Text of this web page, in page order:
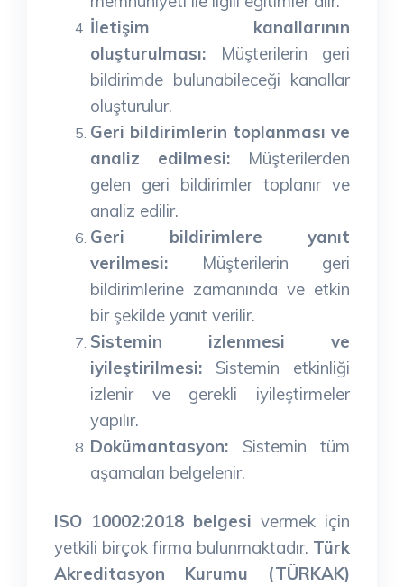
İletişim kanallarının
oluşturulması: Müşterilerin geri
bildirimde bulunabileceği kanallar
oluşturulur.
Geri bildirimlerin toplanması ve
analiz edilmesi: Müşterilerden
gelen geri bildirimler toplanır ve
analiz edilir.
Geri bildirimlere yanıt
verilmesi: Müşterilerin geri
bildirimlerine zamanında ve etkin
bir şekilde yanıt verilir.
Sistemin izlenmesi ve
iyileştirilmesi: Sistemin etkinliği
izlenir ve gerekli iyileştirmeler
yapılır.
Dokümantasyon: Sistemin tüm
aşamaları belgelenir.
ISO 10002:2018 belgesi vermek için
yetkili birçok firma bulunmaktadır. Türk
Akreditasyon Kurumu (TÜRKAK)